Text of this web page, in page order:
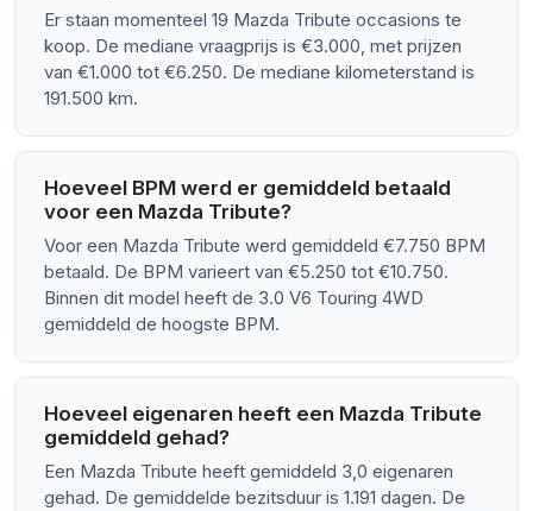
Er staan momenteel 19 Mazda Tribute occasions te
koop. De mediane vraagprijs is €3.000, met prijzen
van €1.000 tot €6.250. De mediane kilometerstand is
191.500 km.
Hoeveel BPM werd er gemiddeld betaald
voor een Mazda Tribute?
Voor een Mazda Tribute werd gemiddeld €7.750 BPM
betaald. De BPM varieert van €5.250 tot €10.750.
Binnen dit model heeft de 3.0 V6 Touring 4WD
gemiddeld de hoogste BPM.
Hoeveel eigenaren heeft een Mazda Tribute
gemiddeld gehad?
Een Mazda Tribute heeft gemiddeld 3,0 eigenaren
gehad. De gemiddelde bezitsduur is 1.191 dagen. De